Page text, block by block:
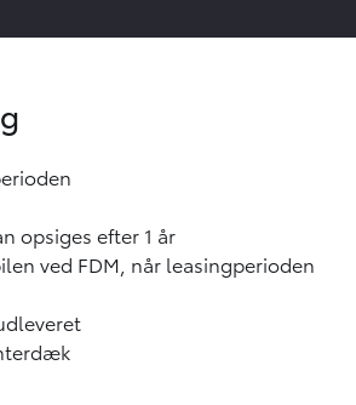
opsiges efter 1 år
ved FDM, når leasingperioden